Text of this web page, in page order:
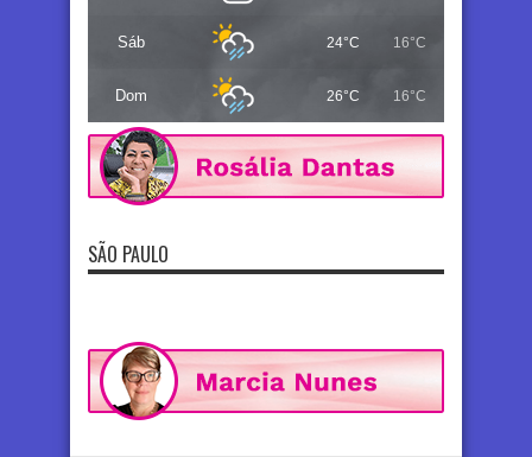
Sáb 24°C 16°C
Dom 26°C 16°C
SÃO PAULO